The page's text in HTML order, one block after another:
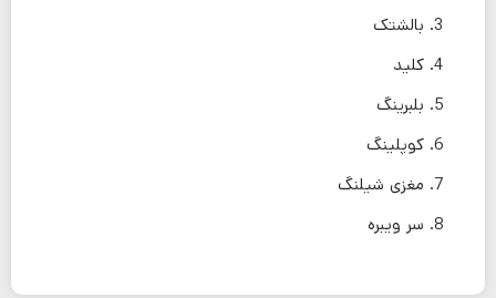
بالشتک
کلید
بلبرینگ
کوپلینگ
مغزی شیلنگ
سر ویبره